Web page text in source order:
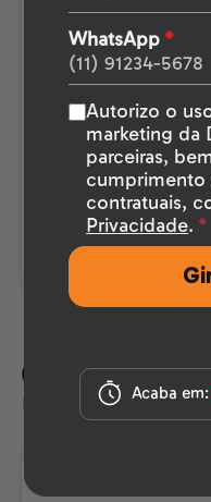
WhatsApp *
Autorizo o
marketing da
parceiras,
cumprimento
contratuais,
Privacidade. *
Acaba em:
Descomplica
Lives de
Aulas de
Física e
Mentoria
Monitorias
Mentoria de
Simulado de
Encontro
Mentoria
Curso
Foco exclusivo em